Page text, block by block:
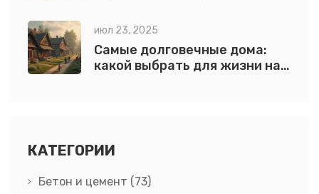
июл 23, 2025
Самые долговечные дома:
какой выбрать для жизни на
КАТЕГОРИИ
Бетон и цемент (73)